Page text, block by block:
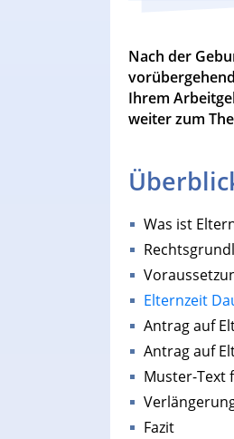
Nach der
Ihrem
weiter zum
Was ist
Elternzeit
Antrag auf
Antrag auf
Muster-Text
Fazit